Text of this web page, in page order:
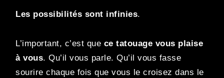
Les possibilités sont infinies.
L’important, c’est que ce tatouage vous plaise
à vous. Qu’il vous parle. Qu’il vous fasse
sourire chaque fois que vous le croisez dans le